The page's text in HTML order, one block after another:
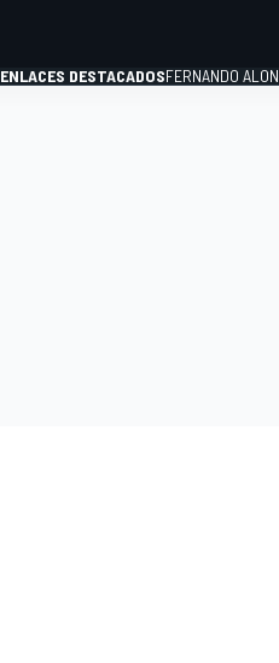
ENLACES DESTACADOSFERNANDO